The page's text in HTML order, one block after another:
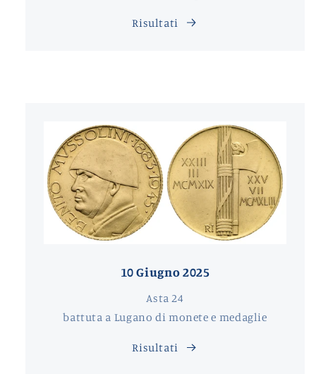
Risultati
10 Giugno 2025
Asta 24
battuta a Lugano di monete e medaglie
Risultati